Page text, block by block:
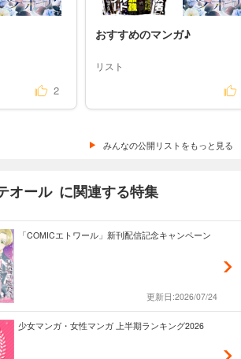
2
おすすめのマンガ♪
リスト
みんなの公開リストをもっと見る
オール に関連する特集
「COMICエトワール」新刊配信記念キャンペーン
更新日:2026/07/24
少女マンガ・女性マンガ 上半期ランキング2026